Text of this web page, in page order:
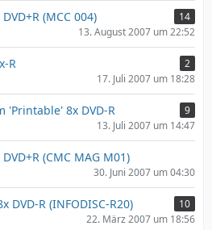
(MCC 004)
14
13. August 2007 um 22:52
R
2
17. Juli 2007 um 18:28
'Printable' 8x DVD-R
9
13. Juli 2007 um 14:47
(CMC MAG M01)
30. Juni 2007 um 04:30
DVD-R (INFODISC-R20)
10
22. März 2007 um 18:56